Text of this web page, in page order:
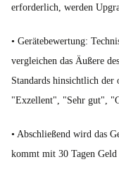
erforderlich, werden
• Gerätebewertung:
vergleichen das Äußere
Standards hinsichtlich der
"Exzellent", "Sehr gut",
• Abschließend wird das
kommt mit 30 Tagen